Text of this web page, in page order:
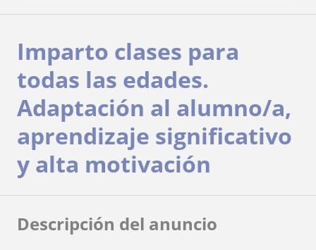
Imparto clases para
todas las edades.
Adaptación al alumno/a,
aprendizaje significativo
y alta motivación
Descripción del anuncio